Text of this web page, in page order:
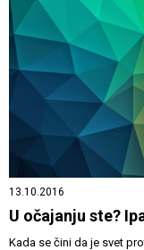
13.10.2016
U očajanju ste?
Kada se čini da je svet